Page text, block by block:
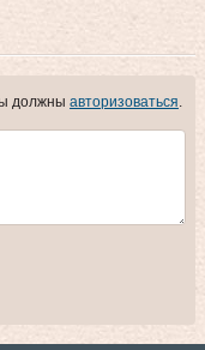
должны авторизоваться.